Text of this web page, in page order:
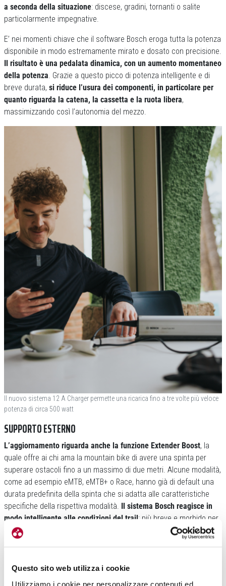
Questo sito web utilizza i cookie
Utilizziamo i cookie per personalizzare contenuti ed
a seconda della situazione: discese, gradini, tornanti o salite
particolarmente impegnative.
E’ nei momenti chiave che il software Bosch eroga tutta la potenza
disponibile in modo estremamente mirato e dosato con precisione.
Il risultato è una pedalata dinamica, con un aumento momentaneo
della potenza. Grazie a questo picco di potenza intelligente e di
breve durata, si riduce l’usura dei componenti, in particolare per
quanto riguarda la catena, la cassetta e la ruota libera,
massimizzando così l’autonomia del mezzo.
Il nuovo sistema 12 A Charger permette una ricarica fino a tre volte più veloce
potenza di circa 500 watt
SUPPORTO ESTERNO
L’aggiornamento riguarda anche la funzione Extender Boost, la
quale offre ai chi ama la mountain bike di avere una spinta per
superare ostacoli fino a un massimo di due metri. Alcune modalità,
come ad esempio eMTB, eMTB+ o Race, hanno già di default una
durata predefinita della spinta che si adatta alle caratteristiche
specifiche della rispettiva modalità. Il sistema Bosch reagisce in
modo intelligente alle condizioni del trail: più breve e morbido per
gradini bassi, più lunga e più dinamica per ostacoli alti e spigolosi.